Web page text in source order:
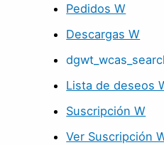
Pedidos W
Descargas W
Lista de deseos
Suscripción W
Ver Suscripción